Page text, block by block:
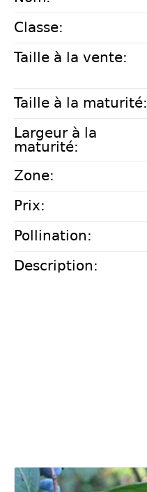
Classe:
Taille à la vente:
Taille à la maturité:
Largeur à la
maturité:
Zone:
Prix:
Pollination:
Description: